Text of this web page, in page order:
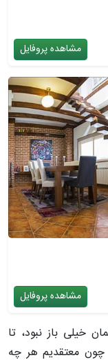
مشاهده پروفایل
مشاهده پروفایل
خيلی باز نبود، تا
چون معتقديم هر چه